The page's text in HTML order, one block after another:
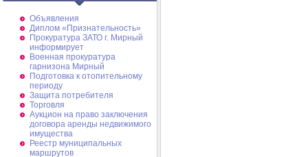
Объявления
Диплом «Признательность»
Прокуратура ЗАТО г. Мирный
информирует
Военная прокуратура
гарнизона Мирный
Подготовка к отопительному
периоду
Защита потребителя
Торговля
Аукцион на право заключения
договора аренды недвижимого
имущества
Реестр муниципальных
маршрутов